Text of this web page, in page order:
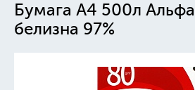
Бумага А4 500л
белизна 97%